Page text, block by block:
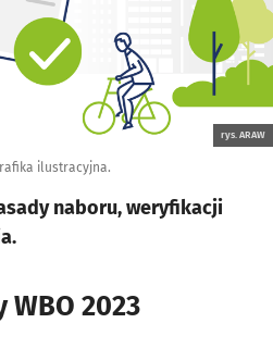
rys. ARAW
ilustracyjna.
naboru, weryfikacji
WBO 2023